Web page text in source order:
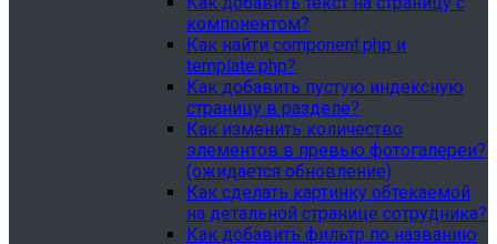
компонентом?
Как найти component.php и
template.php?
Как добавить пустую индексную
страницу в разделе?
Как изменить количество
элементов в превью фотогалереи?
(ожидается обновление)
Как сделать картинку обтекаемой
на детальной странице сотрудника?
Как добавить фильтр по названию